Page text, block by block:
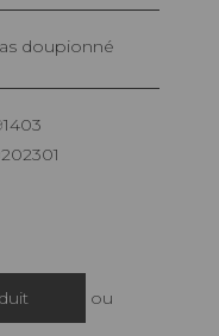
doupionné
ou